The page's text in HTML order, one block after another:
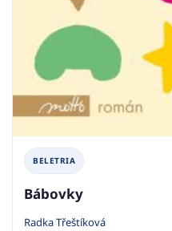
BELETRIA
Bábovky
Radka Třeštíková